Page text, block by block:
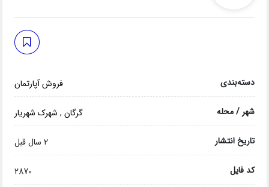
دسته‌بندی فروش آپارتمان
شهر / محله گرگان, شهرک شهریار
تاریخ انتشار 2 سال قبل
کد فایل 2870